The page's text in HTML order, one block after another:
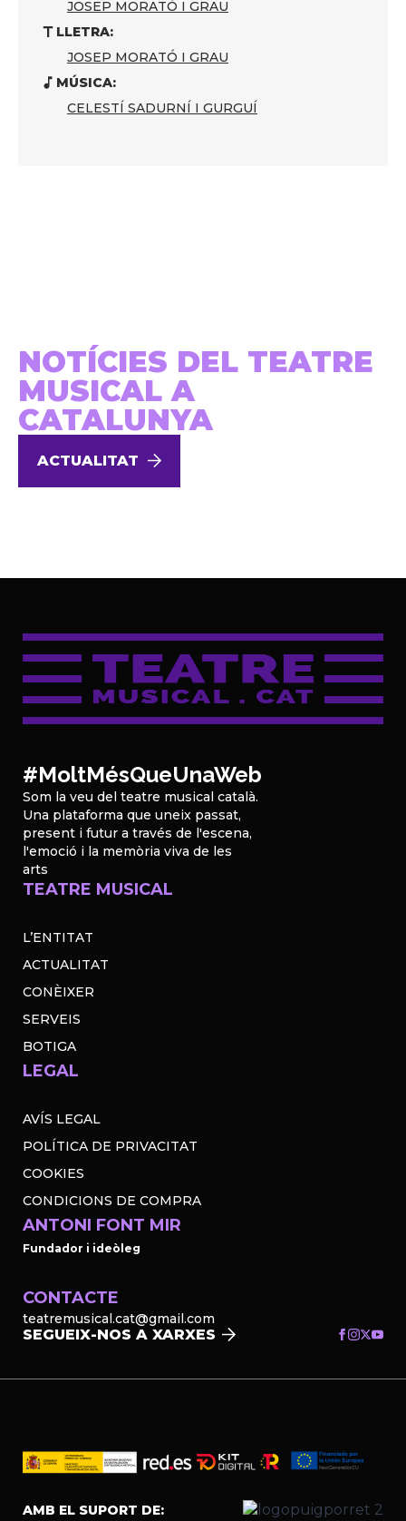
JOSEP MORATÓ I GRAU
LLETRA:
JOSEP MORATÓ I GRAU
MÚSICA:
CELESTÍ SADURNÍ I GURGUÍ
NOTÍCIES DEL TEATRE
MUSICAL A
CATALUNYA
ACTUALITAT
#MoltMésQueUnaWeb
Som la veu del teatre musical català.
Una plataforma que uneix passat,
present i futur a través de l'escena,
l'emoció i la memòria viva de les
arts
TEATRE MUSICAL
L’ENTITAT
ACTUALITAT
CONÈIXER
SERVEIS
BOTIGA
LEGAL
AVÍS LEGAL
POLÍTICA DE PRIVACITAT
COOKIES
CONDICIONS DE COMPRA
ANTONI FONT MIR
Fundador i ideòleg
CONTACTE
teatremusical.cat@gmail.com
SEGUEIX-NOS A XARXES
AMB EL SUPORT DE: